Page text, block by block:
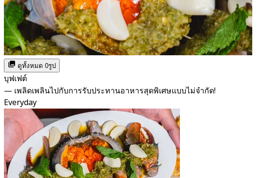
ดูทั้งหมด 0รูป
บุฟเฟต์
— เพลิดเพลินไปกับการรับประทานอาหารสุดพิเศษแบบไม่จำกัด!
Everyday